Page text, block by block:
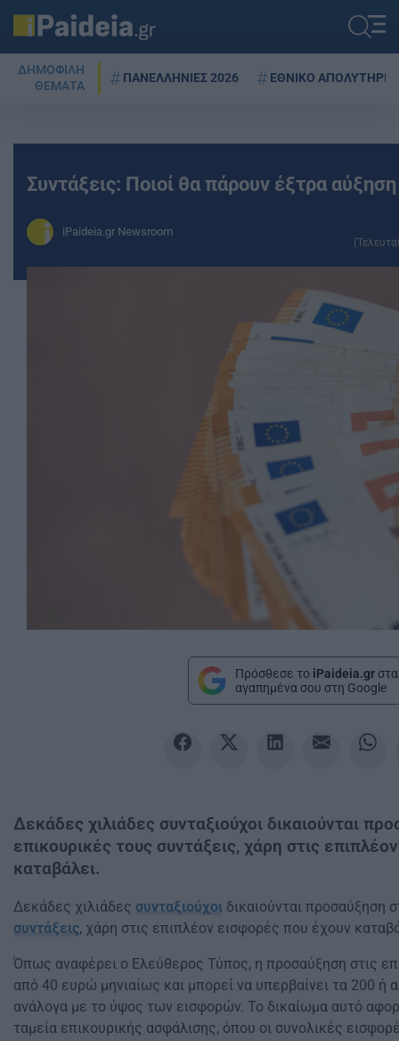
ΔΗΜΟΦΙΛΗ
ΘΕΜΑΤΑ
ΠΑΝΕΛΛΗΝΙΕΣ 2026 ΕΘΝΙΚΟ ΑΠΟΛΥΤΗΡΙΟ
Συντάξεις: Ποιοί θα πάρουν έξτρα αύξηση
iPaideia.gr Newsroom
Πρόσθεσε το iPaideia.gr στα
αγαπημένα σου στη Google
Δεκάδες χιλιάδες συνταξιούχοι δικαιούνται
επικουρικές τους συντάξεις, χάρη στις
καταβάλει.
Δεκάδες χιλιάδες συνταξιούχοι δικαιούνται προσαύξηση
συντάξεις, χάρη στις επιπλέον εισφορές που έχουν
Όπως αναφέρει ο Ελεύθερος Τύπος, η προσαύξηση στις
από 40 ευρώ μηνιαίως και μπορεί να υπερβαίνει τα 200 ή
ανάλογα με το ύψος των εισφορών. Το δικαίωμα αυτό
ταμεία επικουρικής ασφάλισης, όπου οι συνολικές